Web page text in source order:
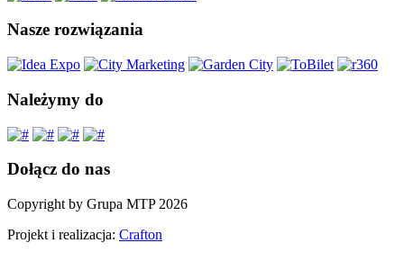
Nasze rozwiązania
Należymy do
Dołącz do nas
Copyright by Grupa MTP 2026
Projekt i realizacja: Crafton